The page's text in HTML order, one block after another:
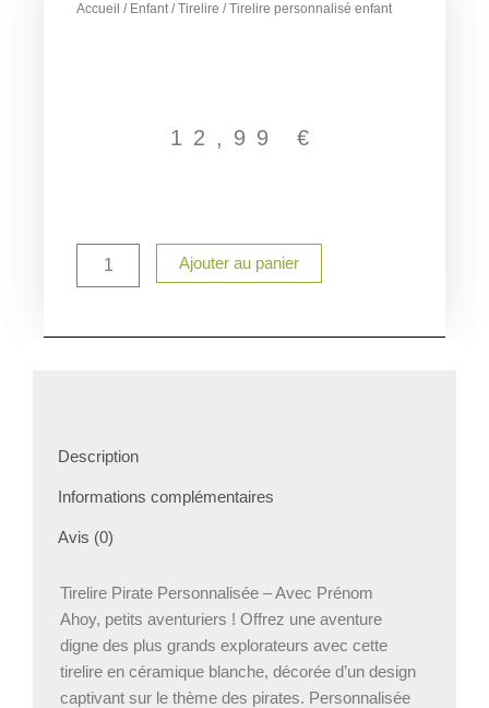
Accueil / Enfant/Tirelire / Tirelire personnalisé enfant
12,99 €
enfant
Ajouter au panier
Description
Informations complémentaires
Avis (0)
Tirelire Pirate Personnalisée – Avec Prénom
Ahoy, petits aventuriers ! Offrez une aventure
digne des plus grands explorateurs avec cette
tirelire en céramique blanche, décorée d’un design
captivant sur le thème des pirates. Personnalisée